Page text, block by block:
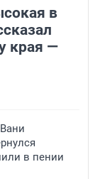
в
края —
в пении